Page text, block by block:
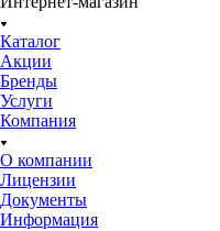
Каталог
Акции
Бренды
Услуги
Компания
О компании
Лицензии
Документы
Информация